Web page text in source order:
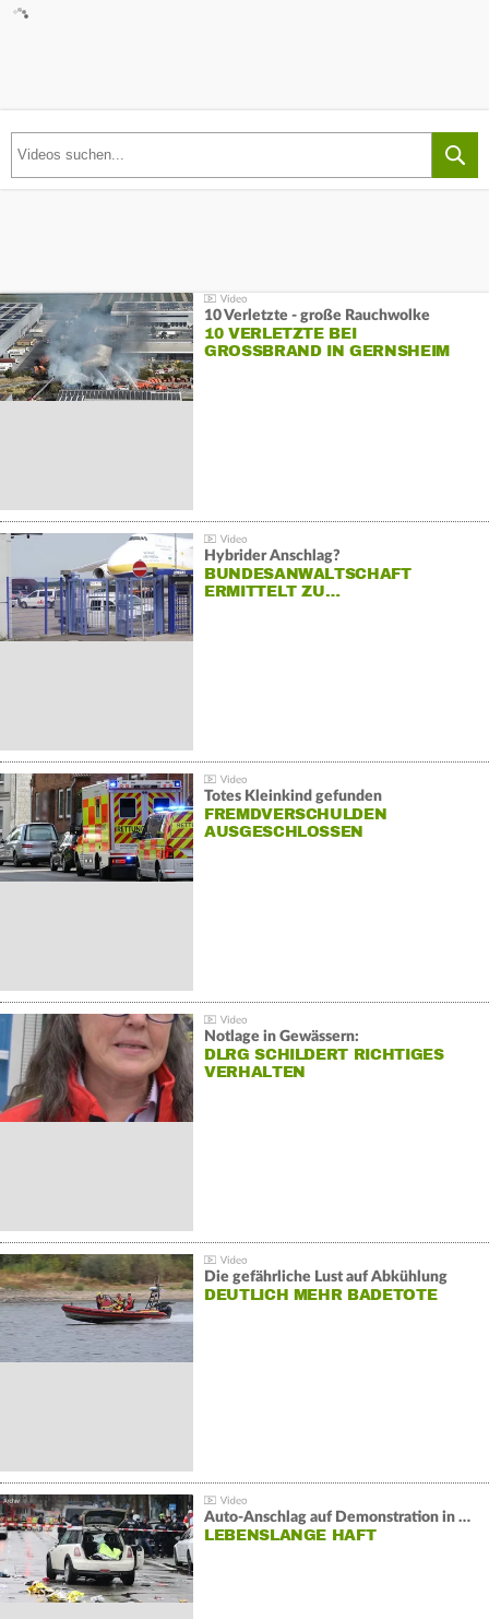
10 Verletzte - große Rauchwolke
10 VERLETZTE BEI
GROSSBRAND IN GERNSHEIM
Hybrider Anschlag?
BUNDESANWALTSCHAFT
ERMITTELT ZU…
Totes Kleinkind gefunden
FREMDVERSCHULDEN
AUSGESCHLOSSEN
Notlage in Gewässern:
DLRG SCHILDERT RICHTIGES
VERHALTEN
Die gefährliche Lust auf Abkühlung
DEUTLICH MEHR BADETOTE
Auto-Anschlag auf Demonstration in München:
LEBENSLANGE HAFT